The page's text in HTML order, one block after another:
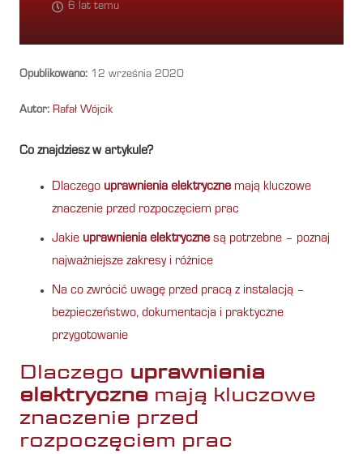
6 lat temu
Opublikowano: 12 września 2020
Autor: Rafał Wójcik
Co znajdziesz w artykule?
Dlaczego uprawnienia elektryczne mają kluczowe
znaczenie przed rozpoczęciem prac
Jakie uprawnienia elektryczne są potrzebne – poznaj
najważniejsze zakresy i różnice
Na co zwrócić uwagę przed pracą z instalacją –
bezpieczeństwo, dokumentacja i praktyczne
przygotowanie
Dlaczego uprawnienia
elektryczne mają kluczowe
znaczenie przed
rozpoczęciem prac